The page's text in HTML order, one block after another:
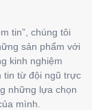
tin”, chúng tôi
sản phẩm với
kinh nghiệm
tin từ đội ngũ trực
những lựa chọn
mình.